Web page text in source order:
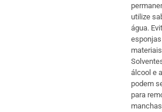
utilize
água.
álcool e
podem
para